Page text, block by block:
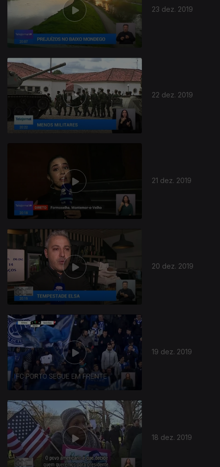
23 dez. 2019
22 dez. 2019
21 dez. 2019
20 dez. 2019
19 dez. 2019
18 dez. 2019